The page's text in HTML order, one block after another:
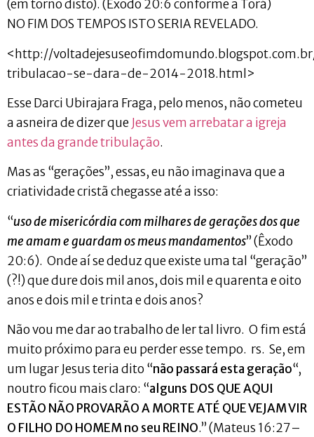
(em torno disto). (Êxodo 20:6 conforme a Torá)
NO FIM DOS TEMPOS ISTO SERIA REVELADO.
<http://
tribulacao-se-dara-de-2014-2018.html>
Esse Darci Ubirajara Fraga, pelo menos, não cometeu
a asneira de dizer que Jesus vem arrebatar a igreja
antes da grande tribulação.
Mas as “gerações”, essas, eu não imaginava que a
criatividade cristã chegasse até a isso:
“uso de misericórdia com milhares de gerações dos que
me amam e guardam os meus mandamentos” (Êxodo
20:6). Onde aí se deduz que existe uma tal “geração”
(?!) que dure dois mil anos, dois mil e quarenta e oito
anos e dois mil e trinta e dois anos?
Não vou me dar ao trabalho de ler tal livro. O fim está
muito próximo para eu perder esse tempo. rs. Se, em
um lugar Jesus teria dito “não passará esta geração“,
noutro ficou mais claro: “alguns DOS QUE AQUI
ESTÃO NÃO PROVARÃO A MORTE ATÉ QUE VEJAM VIR
O FILHO DO HOMEM no seu REINO.” (Mateus 16:27–